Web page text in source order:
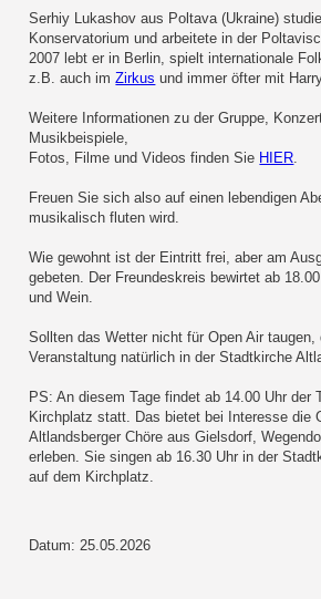
Serhiy Lukashov aus Poltava (Ukraine)
Konservatorium und arbeitete in der
2007 lebt er in Berlin, spielt internationale
z.B. auch imZirkus und immer öfter mit
Weitere Informationen zu der Gruppe,
Musikbeispiele,
Fotos, Filme und Videos finden Sie HIER.
Freuen Sie sich also auf einen lebendigen
musikalisch fluten wird.
Wie gewohnt ist der Eintritt frei, aber am
gebeten. Der Freundeskreis bewirtet ab
und Wein.
Sollten das Wetter nicht für Open Air taugen,
Veranstaltung natürlich in der Stadtkirche
PS: An diesem Tage findet ab 14.00 Uhr der
Kirchplatz statt. Das bietet bei Interesse die
Altlandsberger Chöre aus Gielsdorf,
erleben. Sie singen ab 16.30 Uhr in der
auf dem Kirchplatz.
Datum: 25.05.2026